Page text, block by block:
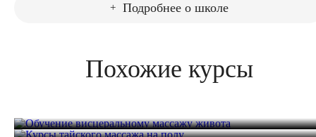
Подробнее о школе
Похожие курсы
Курсы тайского массажа на полу
Обучение массажу гуаша